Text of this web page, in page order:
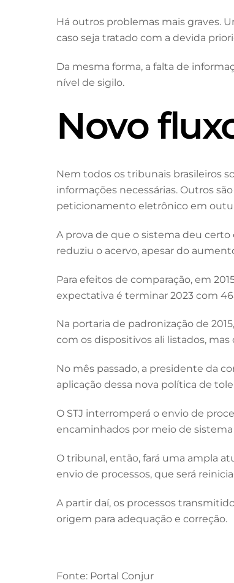
Há outros problemas mais graves.
caso seja tratado com a devida
Da mesma forma, a falta de
nível de sigilo.
Novo
Nem todos os tribunais brasileiros
informações necessárias. Outros
peticionamento eletrônico em
A prova de que o sistema deu
reduziu o acervo, apesar do
Para efeitos de comparação, em
expectativa é terminar 2023 com
Na portaria de padronização de
com os dispositivos ali listados,
No mês passado, a presidente da
aplicação dessa nova política de
O STJ interromperá o envio de
encaminhados por meio de
O tribunal, então, fará uma ampla
envio de processos, que será
A partir daí, os processos
origem para adequação e correção.
Fonte: Portal Conjur